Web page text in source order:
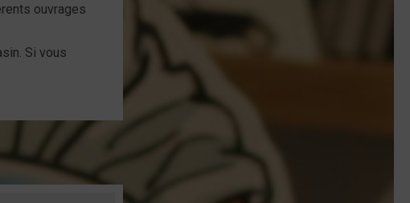
ouvrages
Si vous